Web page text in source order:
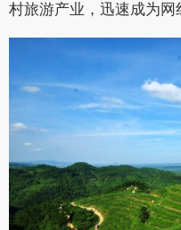
村旅游产业，迅速成为网